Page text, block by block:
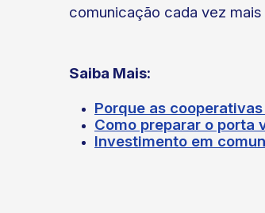
comunicação cada vez
Saiba Mais:
Porque as
Como preparar o porta
Investimento em